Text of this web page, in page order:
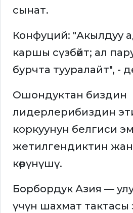
сынат.
Конфуций: "Акылдуу
каршы сүзбөйт; ал
бурчта тууралайт", -
Ошондуктан биздин
лидерлерибиздин
коркуунун белгиси
жетилгендиктин жана
көрүнүшү.
Борбордук Азия —
үчүн шахмат тактасы